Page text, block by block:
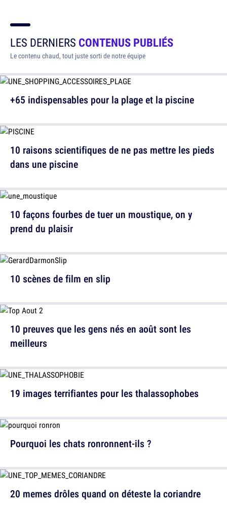
LES DERNIERS CONTENUS PUBLIÉS
Le contenu chaud, tout juste sorti de notre équipe
+65 indispensables pour la plage et la piscine
10 façons fourbes de tuer un moustique, on y
prend du plaisir
10 preuves que les gens nés en août sont les
meilleurs
Pourquoi les chats ronronnent-ils ?
10 raisons scientifiques de ne pas mettre les pieds
dans une piscine
10 scènes de film en slip
19 images terrifiantes pour les thalassophobes
20 memes drôles quand on déteste la coriandre